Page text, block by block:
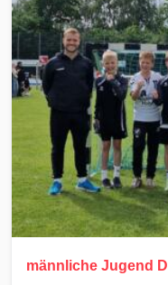
männliche Jugend D